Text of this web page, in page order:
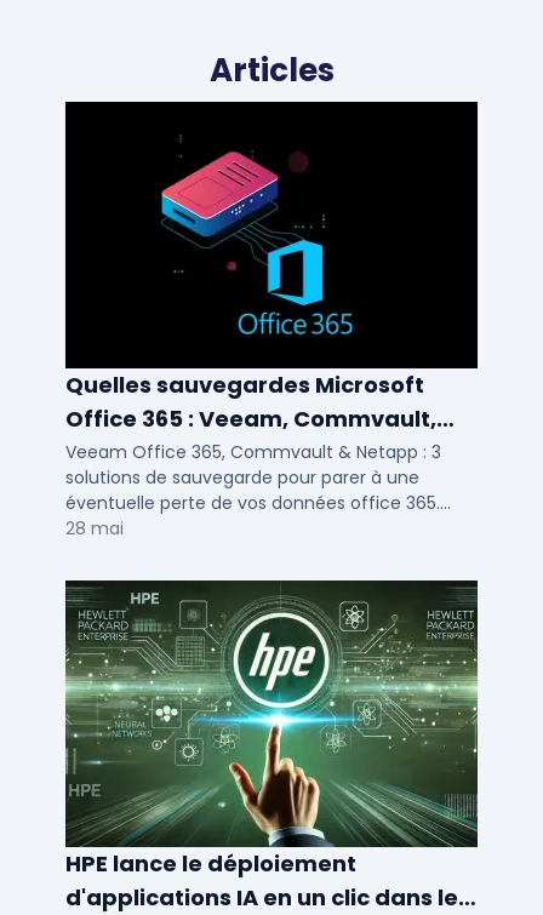
Articles
Quelles sauvegardes Microsoft
Office 365 : Veeam, Commvault,
Netapp
Veeam Office 365, Commvault & Netapp : 3
solutions de sauvegarde pour parer à une
éventuelle perte de vos données office 365.
Voici notre ...
28 mai
HPE lance le déploiement
d'applications IA en un clic dans le